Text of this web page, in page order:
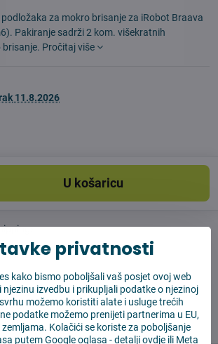
za mokro brisanje za iRobot Braava
Pakiranje sadrži 2 kom. višekratnih
Pročitaj više
11.8.2026
U košaricu
odmah
iznad 55 EUR
robe
privatnosti
kako bismo poboljšali vaš posjet ovoj web
izvedbu i prikupljali podatke o njezinoj
možemo koristiti alate i usluge trećih
podatke možemo prenijeti partnerima u EU,
zemljama. Kolačići se koriste za poboljšanje
putem Google oglasa -detalji ovdjeili Meta